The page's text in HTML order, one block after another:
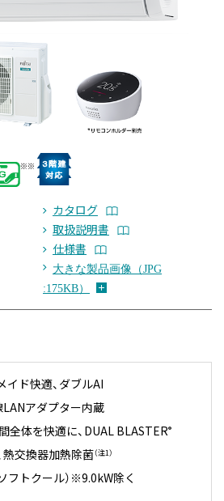
カタログ
取扱説明書
仕様書
大きな製品画像（JPG
:175KB）
ド快適、ダブルAI
LANアダプター内蔵
全体を快適に、DUAL BLASTER®
熱交換器加熱除菌（注1）
フトクール）※9.0kW除く